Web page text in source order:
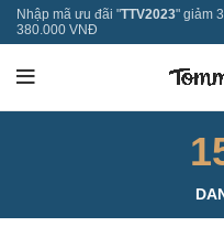
Nhập mã ưu đãi "TTV2023" giảm
380.000 VNĐ